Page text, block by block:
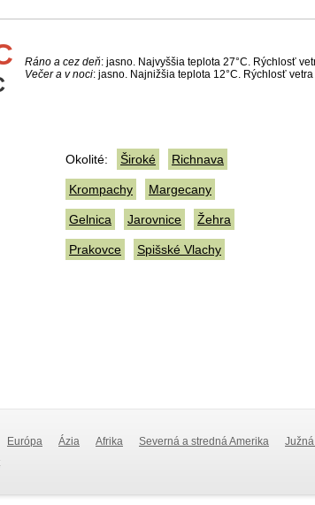
Ráno a cez deň: jasno. Najvyššia teplota 27°C. Rýchlosť
Večer a v noci: jasno. Najnižšia teplota 12°C. Rýchlosť
Okolité: Široké Richnava
Krompachy Margecany
Gelnica Jarovnice Žehra
Prakovce Spišské Vlachy
Európa Ázia Afrika Severná a stredná Amerika